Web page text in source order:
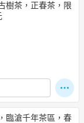
樹茶，正春茶，限
臨滄千年茶區，春